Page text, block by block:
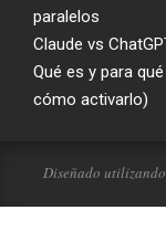
paralelos
Claude vs
Qué es y para
cómo activarlo)
Diseñado utilizando